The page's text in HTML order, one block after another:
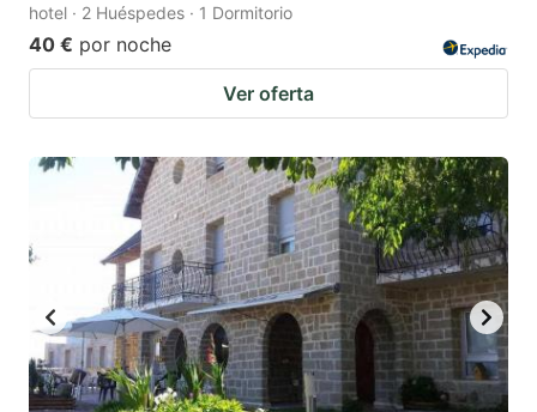
hotel · 2 Huéspedes · 1 Dormitorio
40 € por noche
Ver oferta